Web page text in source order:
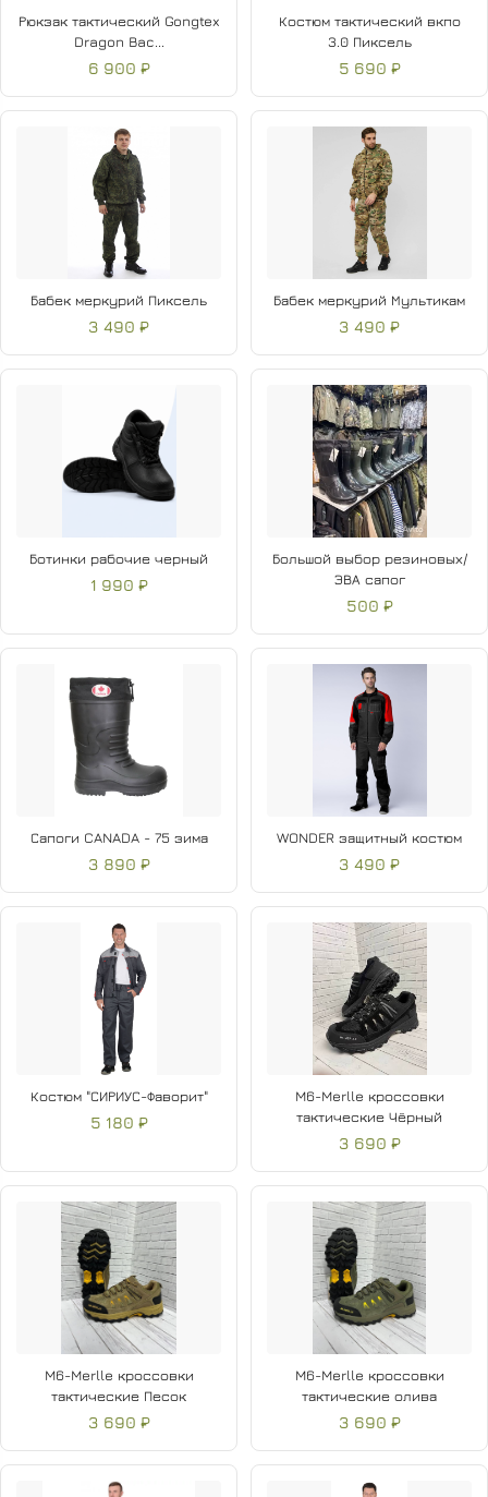
Рюкзак тактический Gongtex
Dragon Bac...
6 900 ₽
Костюм тактический вкпо
3.0 Пиксель
5 690 ₽
Бабек меркурий Пиксель
3 490 ₽
Бабек меркурий Мультикам
3 490 ₽
Ботинки рабочие черный
1 990 ₽
Большой выбор резиновых/
ЭВА сапог
500 ₽
Сапоги CANADA - 75 зима
3 890 ₽
WONDER защитный костюм
3 490 ₽
Костюм "СИРИУС-Фаворит"
5 180 ₽
M6-Merlle кроссовки
тактические Чёрный
3 690 ₽
M6-Merlle кроссовки
тактические Песок
3 690 ₽
M6-Merlle кроссовки
тактические олива
3 690 ₽